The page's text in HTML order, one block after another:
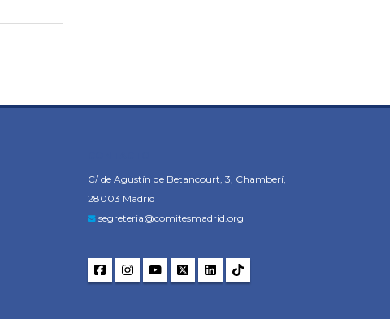
C/ de Agustín de Betancourt, 3, Chamberí,
28003 Madrid
segreteria@comitesmadrid.org